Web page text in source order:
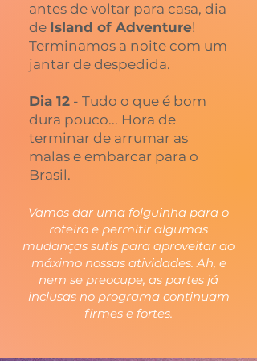
antes de voltar para casa, dia
de Island of Adventure!
Terminamos a noite com um
jantar de despedida.
Dia 12 - Tudo o que é bom
dura pouco... Hora de
terminar de arrumar as
malas e embarcar para o
Brasil.
Vamos dar uma folguinha para o
roteiro e permitir algumas
mudanças sutis para aproveitar ao
máximo nossas atividades. Ah, e
nem se preocupe, as partes já
inclusas no programa continuam
firmes e fortes.